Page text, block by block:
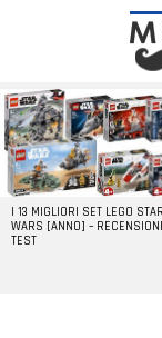
LATEST
STORIES
I 13 MIGLIORI SET LEGO STAR
WARS [ANNO] –
TEST